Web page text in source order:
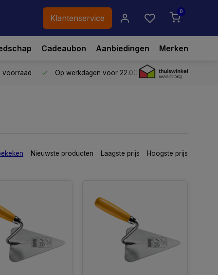
Klantenservice
0
Cadeaubon Aanbiedingen Merken
voorraad Op werkdagen voor 22.00 uur besteld,vandaag
Nieuwste producten Laagste prijs Hoogste prijs